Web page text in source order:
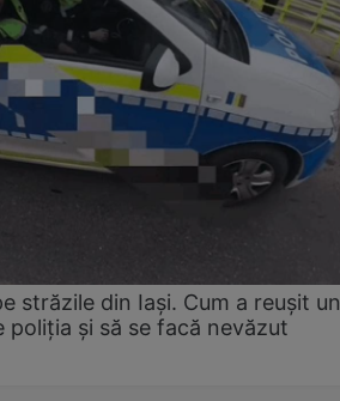
străzile din Iași. Cum a reușit un
poliția și să se facă nevăzut